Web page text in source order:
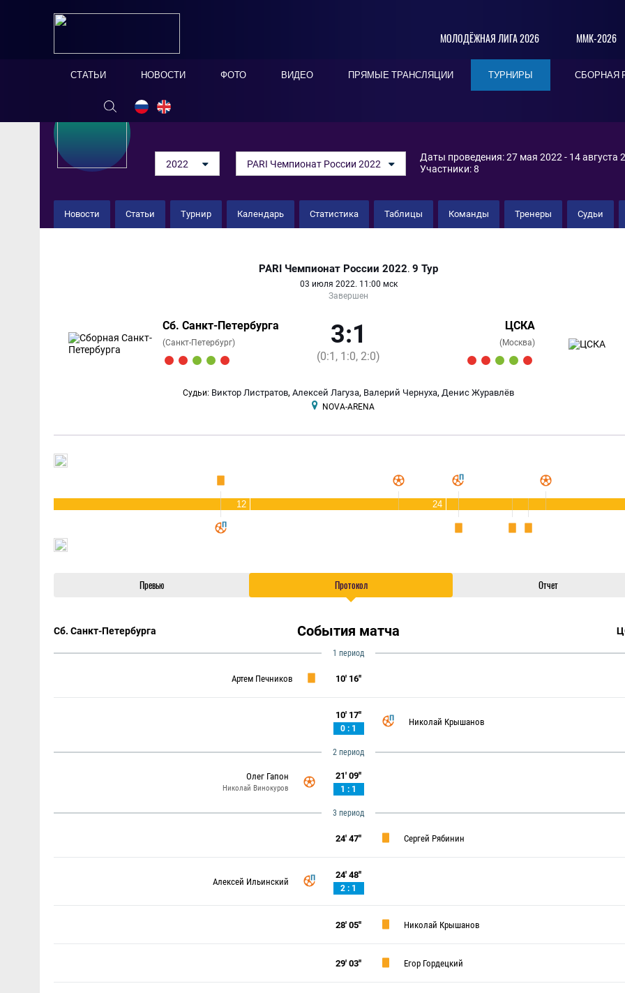
МОЛОДЁЖНАЯ ЛИГА 2026 ММК-2026
СТАТЬИ НОВОСТИ ФОТО ВИДЕО ПРЯМЫЕ ТРАНСЛЯЦИИ ТУРНИРЫ СБОРНАЯ
2022 PARI Чемпионат России 2022
Даты проведения: 27 мая 2022 - 14 августа
Участники: 8
Новости Статьи Турнир Календарь Статистика Таблицы Команды Тренеры Судьи
PARI Чемпионат России 2022. 9 Тур
03 июля 2022. 11:00 мск
Завершен
Сб. Санкт-Петербурга
(Санкт-Петербург) 3:1
(0:1, 1:0, 2:0)
ЦСКА
(Москва)
Судьи: Виктор Листратов, Алексей Лагуза, Валерий Чернуха, Денис Журавлёв
NOVA-ARENA
12 24
Превью Протокол Отчет
Сб. Санкт-Петербурга События матча
1 период
Артем Печников 10' 16''
10' 17''
0 : 1
Николай Крышанов
2 период
Олег Гапон
Николай Винокуров
21' 09''
1 : 1
3 период
24' 47'' Сергей Рябинин
Алексей Ильинский
24' 48''
2 : 1
28' 05'' Николай Крышанов
29' 03'' Егор Гордецкий